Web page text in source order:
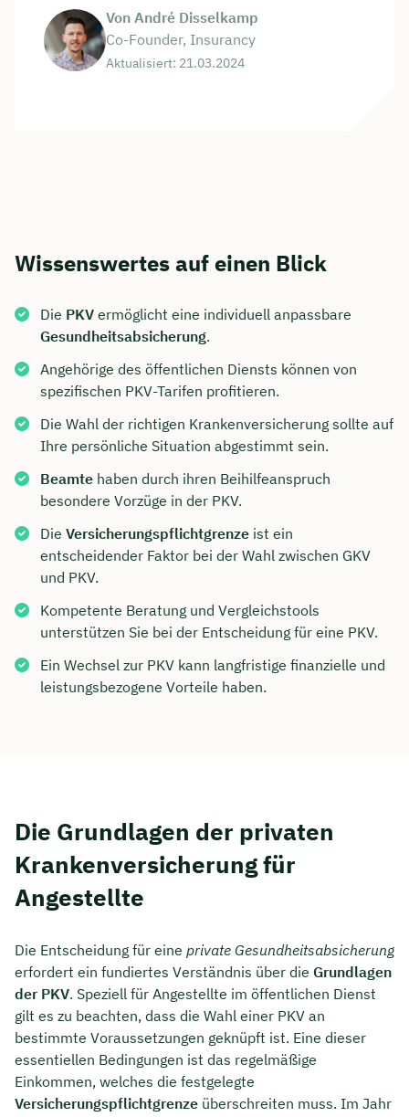
Von André Disselkamp
Co-Founder, Insurancy
Aktualisiert: 21.03.2024
Wissenswertes auf einen Blick
Die PKV ermöglicht eine individuell anpassbare
Gesundheitsabsicherung.
Angehörige des öffentlichen Diensts können von
spezifischen PKV-Tarifen profitieren.
Die Wahl der richtigen Krankenversicherung sollte auf
Ihre persönliche Situation abgestimmt sein.
Beamte haben durch ihren Beihilfeanspruch
besondere Vorzüge in der PKV.
Die Versicherungspflichtgrenze ist ein
entscheidender Faktor bei der Wahl zwischen GKV
und PKV.
Kompetente Beratung und Vergleichstools
unterstützen Sie bei der Entscheidung für eine PKV.
Ein Wechsel zur PKV kann langfristige finanzielle und
leistungsbezogene Vorteile haben.
Die Grundlagen der privaten
Krankenversicherung für
Angestellte
Die Entscheidung für eine private Gesundheitsabsicherung
erfordert ein fundiertes Verständnis über die Grundlagen
der PKV. Speziell für Angestellte im öffentlichen Dienst
gilt es zu beachten, dass die Wahl einer PKV an
bestimmte Voraussetzungen geknüpft ist. Eine dieser
essentiellen Bedingungen ist das regelmäßige
Einkommen, welches die festgelegte
Versicherungspflichtgrenze überschreiten muss. Im Jahr